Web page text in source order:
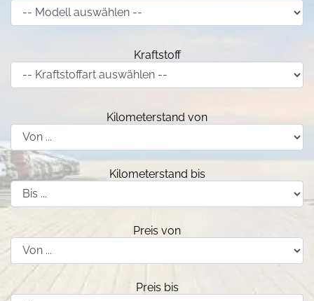
Kraftstoff
Kilometerstand von
Kilometerstand bis
Preis von
Preis bis